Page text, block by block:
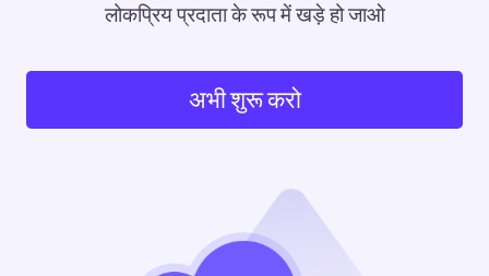
लोकप्रिय प्रदाता के रूप में खड़े हो जाओ
अभी शुरू करो